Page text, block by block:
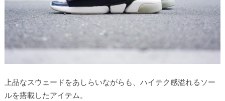
上品なスウェードをあしらいながらも、ハイテク感溢れるソー
ルを搭載したアイテム。